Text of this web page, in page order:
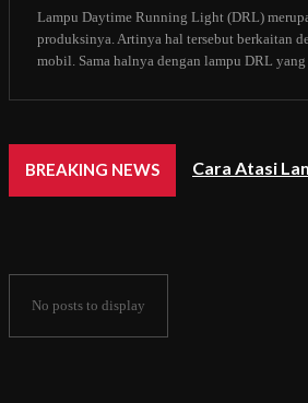
Lampu Daytime Running Light (DRL)
produksinya. Artinya hal tersebut berkaitan
mobil. Sama halnya dengan lampu DRL yang
BREAKING NEWS Cara Atasi
No posts to display